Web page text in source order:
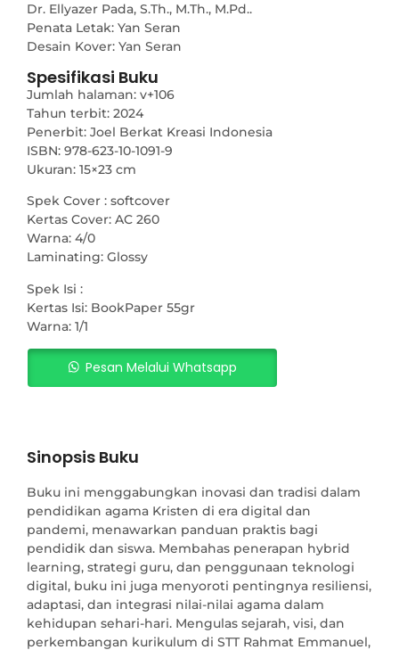
Dr. Ellyazer Pada, S.Th., M.Th., M.Pd..
Penata Letak: Yan Seran
Desain Kover: Yan Seran
Spesifikasi Buku
Jumlah halaman: v+106
Tahun terbit: 2024
Penerbit: Joel Berkat Kreasi Indonesia
ISBN: 978-623-10-1091-9
Ukuran: 15×23 cm
Spek Cover : softcover
Kertas Cover: AC 260
Warna: 4/0
Laminating: Glossy
Spek Isi :
Kertas Isi: BookPaper 55gr
Warna: 1/1
Pesan Melalui Whatsapp
Sinopsis Buku
Buku ini menggabungkan inovasi dan tradisi dalam
pendidikan agama Kristen di era digital dan
pandemi, menawarkan panduan praktis bagi
pendidik dan siswa. Membahas penerapan hybrid
learning, strategi guru, dan penggunaan teknologi
digital, buku ini juga menyoroti pentingnya resiliensi,
adaptasi, dan integrasi nilai-nilai agama dalam
kehidupan sehari-hari. Mengulas sejarah, visi, dan
perkembangan kurikulum di STT Rahmat Emmanuel,